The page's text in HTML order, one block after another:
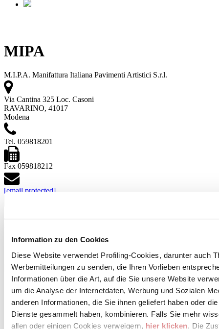
Information zu den Cookies
Diese Website verwendet Profiling-Cookies, darunter auch
Werbemitteilungen zu senden, die Ihren Vorlieben
Informationen über die Art, auf die Sie unsere Website
um die Analyse der Internetdaten, Werbung und Sozialen
anderen Informationen, die Sie ihnen geliefert haben oder
Dienste gesammelt haben, kombinieren. Falls Sie mehr
allen oder einigen Cookies verweigern, hier klicken. Die
MIPA
M.I.P.A. Manifattura Italiana Pavimenti Artistici S.r.l.
Via Cantina 325 Loc. Casoni
RAVARINO, 41017
Modena
Tel. 059818201
Fax 059818212
[email protected]